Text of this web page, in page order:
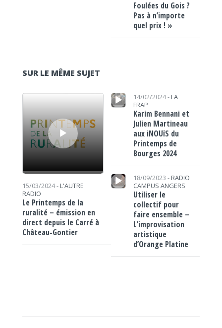
Foulées du Gois ?
Pas à n’importe
quel prix ! »
SUR LE MÊME SUJET
Lecteur audio
15/03/2024 - L'AUTRE
RADIO
Le Printemps de la
ruralité – émission en
direct depuis le Carré à
Château-Gontier
Lecteur audio 14/02/2024 - LA
FRAP
Karim Bennani et
Julien Martineau
aux iNOUïS du
Printemps de
Bourges 2024
Lecteur audio
18/09/2023 - RADIO
CAMPUS ANGERS
Utiliser le
collectif pour
faire ensemble –
L’improvisation
artistique
d’Orange Platine